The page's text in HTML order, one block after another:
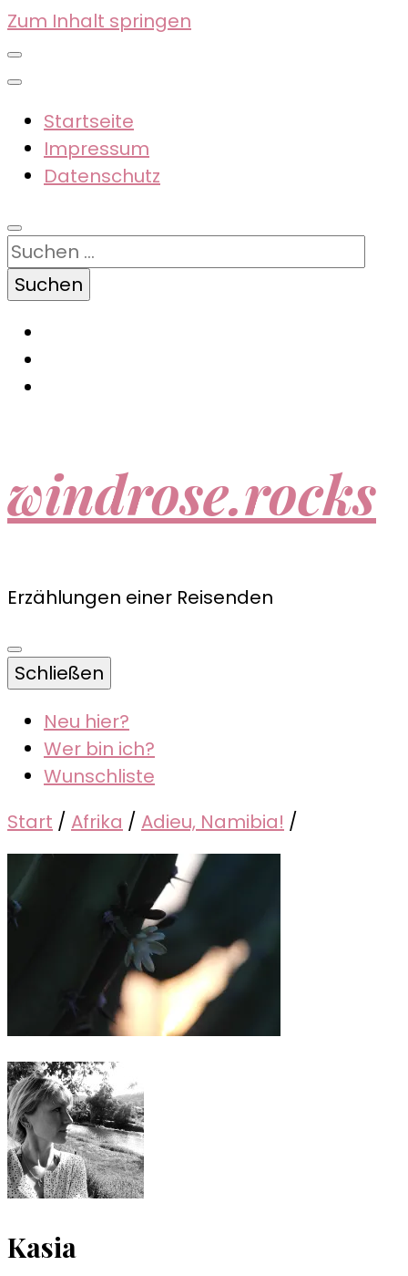
Zum Inhalt springen
Startseite
Impressum
Datenschutz
Suchen
nach:
windrose.rocks
Erzählungen einer Reisenden
Schließen
Neu hier?
Wer bin ich?
Wunschliste
Start / Afrika / Adieu, Namibia! /
Kasia